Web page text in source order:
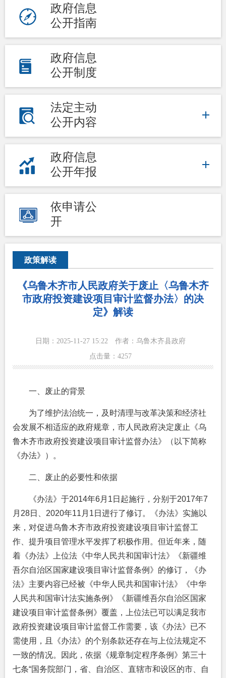
政府信息
公开指南
政府信息
公开制度
法定主动
公开内容
政府信息
公开年报
依申请公
开
政策解读
《乌鲁木齐市人民政府关于废止〈乌鲁木齐
市政府投资建设项目审计监督办法〉的决
定》解读
日期：2025-11-27 15:22
作者：乌鲁木齐县政府
点击量： 4257
一、废止的背景
为了维护法治统一，及时清理与改革决策和经济社
会发展不相适应的政府规章，市人民政府决定废止《乌
鲁木齐市政府投资建设项目审计监督办法》（以下简称
《办法》）。
二、废止的必要性和依据
《办法》于2014年6月1日起施行，分别于2017年7
月28日、2020年11月1日进行了修订。《办法》实施以
来，对促进乌鲁木齐市政府投资建设项目审计监督工
作、提升项目管理水平发挥了积极作用。但近年来，随
着《办法》上位法《中华人民共和国审计法》《新疆维
吾尔自治区国家建设项目审计监督条例》的修订，《办
法》主要内容已经被《中华人民共和国审计法》《中华
人民共和国审计法实施条例》《新疆维吾尔自治区国家
建设项目审计监督条例》覆盖，上位法已可以满足我市
政府投资建设项目审计监督工作需要，该《办法》已不
需使用，且《办法》的个别条款还存在与上位法规定不
一致的情况。因此，依据《规章制定程序条例》第三十
七条“国务院部门，省、自治区、直辖市和设区的市、自